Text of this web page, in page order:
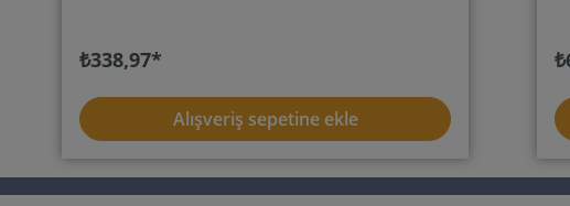
elastoplastik, tek bileşenli polimer yapıştırıcı ile
doğrudan duvara veya tavana yapıştırılabilir.
da dikkat ediniz. soni ÖZEL YAPIŞTIRICI'mızı isteğe
bağlı olarak 310 ml içerikli tekli kartuş veya 6 ya
da 12'lik set olarak alabilirsiniz. İpuçları: soni
₺338,97*
Alışveriş sepetine ekle